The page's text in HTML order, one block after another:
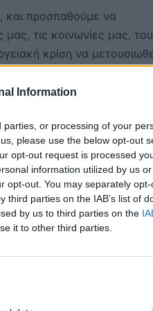
Information
or processing of your
please use the below opt-out
opt-out request is processed
information utilized by us
opt-out. You may separately
parties on the IAB’s list of
by us to third parties on the
it to other third parties.
και προσπαθούμε να
τις κοινωνίες μας,
κρίση να
Και έχουμε μια βαθιά
ο Ιούνιος θα είναι
είναι ακριβώς ο λόγος
συντονιζόμαστε μεταξύ
δυνατοτήτων κάθε
χειρότερη από ό,τι το
αλλά έχουμε
ότι τα μέτρα που
μειωμένο κατά
μας.